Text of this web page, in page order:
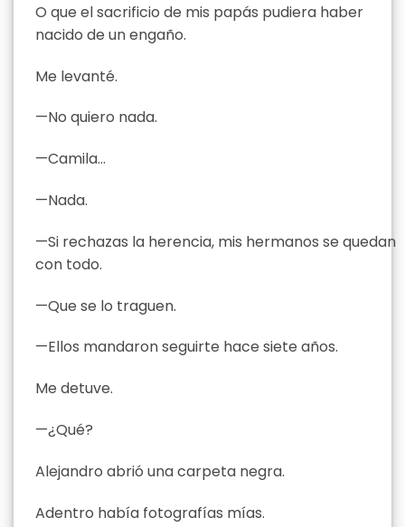
O que el sacrificio de mis papás pudiera haber
nacido de un engaño.
Me levanté.
—No quiero nada.
—Camila…
—Nada.
—Si rechazas la herencia, mis hermanos se quedan
con todo.
—Que se lo traguen.
—Ellos mandaron seguirte hace siete años.
Me detuve.
—¿Qué?
Alejandro abrió una carpeta negra.
Adentro había fotografías mías.